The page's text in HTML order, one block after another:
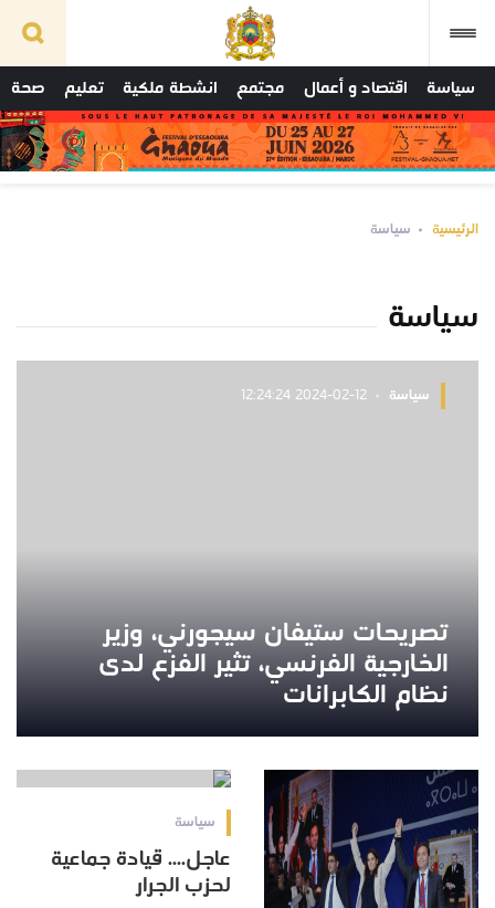
سياسة اقتصاد و أعمال مجتمع انشطة ملكية تعليم صحة
الرئيسية سياسة
سياسة
سياسة 2024-02-12 12:24:24
تصريحات ستيفان سيجورني، وزير
الخارجية الفرنسي، تثير الفزع لدى
نظام الكابرانات
2024-02-10 20:00:41
سياسة
عاجل.... قيادة جماعية
لحزب الجرار